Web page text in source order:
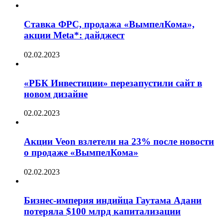
Ставка ФРС, продажа «ВымпелКома»,
акции Meta*: дайджест
02.02.2023
«РБК Инвестиции» перезапустили сайт в
новом дизайне
02.02.2023
Акции Veon взлетели на 23% после новости
о продаже «ВымпелКома»
02.02.2023
Бизнес-империя индийца Гаутама Адани
потеряла $100 млрд капитализации